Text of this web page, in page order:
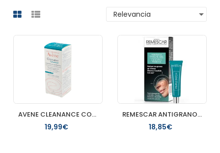
AVENE CLEANANCE COMEDOMED CONCENTRADO ANTIIMPERFECCIONES 1
19,99€
REMESCAR ANTIGRANOS PARCHE GEL 1 ENVASE 10 ML
18,85€